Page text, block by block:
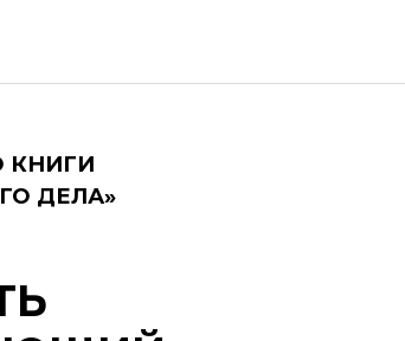
КНИГИ
ДЕЛА»